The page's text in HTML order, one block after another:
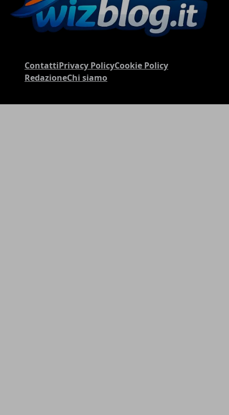
ContattiPrivacy PolicyCookie Policy
RedazioneChi siamo